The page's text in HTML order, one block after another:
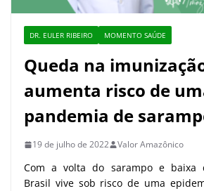
DR. EULER RIBEIRO MOMENTO SAÚDE
Queda na
aumenta risco de
pandemia de
19 de julho de 2022 Valor Amazônico
Com a volta do sarampo e baixa
Brasil vive sob risco de uma